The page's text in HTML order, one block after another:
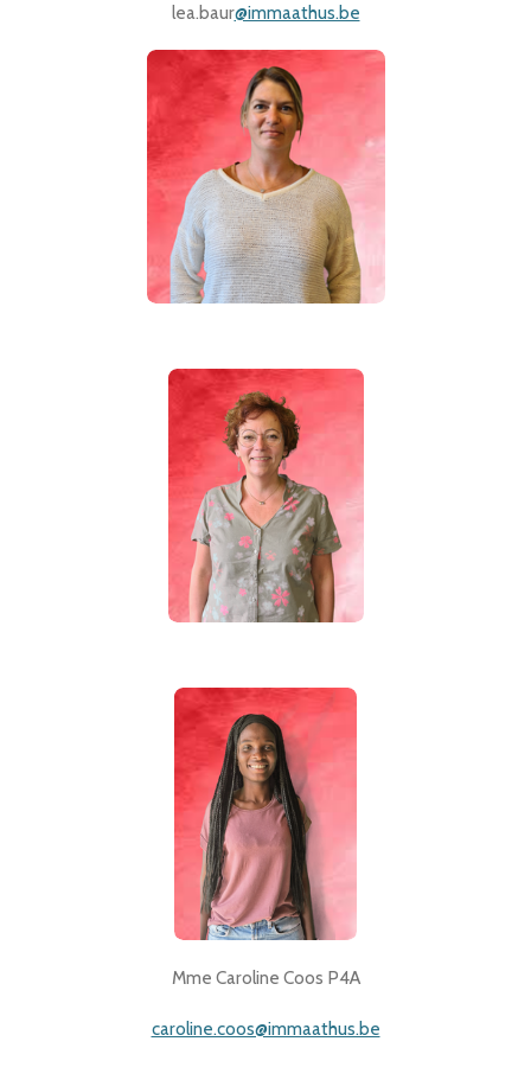
lea.baur@immaathus.be
Mme Caroline Coos P4A
caroline.coos@immaathus.be